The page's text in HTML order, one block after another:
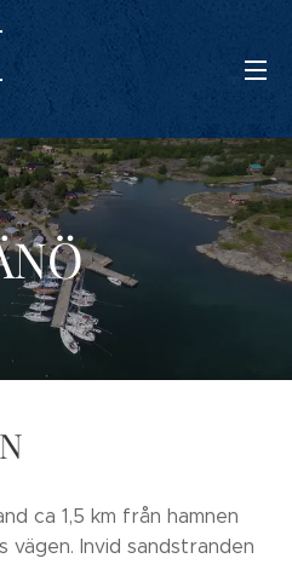
ca 1,5 km från hamnen
Invid sandstranden